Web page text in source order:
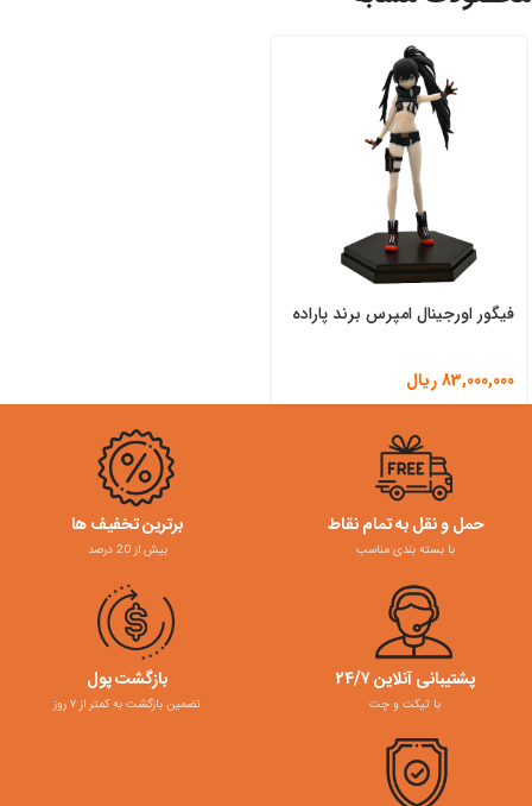
فیگور اورجینال امپرس برند پاراده
83,000,000ریال
حمل و نقل به تمام نقاط
با بسته بندی مناسب
برترین تخفیف ها
بیش از 20 درصد
پشتیبانی آنلاین ۲۴/۷
با تیکت و چت
بازگشت پول
تضمین بازگشت به کمتر از ۷ روز